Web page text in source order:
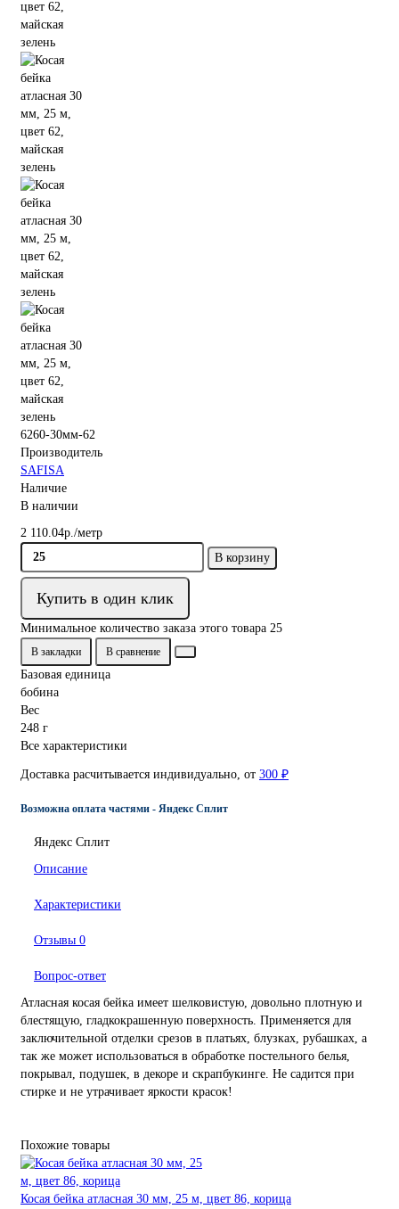
6260-30мм-62
Производитель
SAFISA
Наличие
В наличии
2 110.04р./метр
В корзину
Купить в один клик
Минимальное количество заказа этого товара 25
В закладки В сравнение
Базовая единица
бобина
Вес
248 г
Все характеристики
Доставка расчитывается индивидуально, от 300 ₽
Возможна оплата частями - Яндекс Сплит
Яндекс Сплит
Описание
Характеристики
Отзывы 0
Вопрос-ответ
Атласная косая бейка имеет шелковистую, довольно плотную и
блестящую, гладкокрашенную поверхность. Применяется для
заключительной отделки срезов в платьях, блузках, рубашках, а
так же может использоваться в обработке постельного белья,
покрывал, подушек, в декоре и скрапбукинге. Не садится при
стирке и не утрачивает яркости красок!
Похожие товары
Косая бейка атласная 30 мм, 25 м, цвет 86, корица